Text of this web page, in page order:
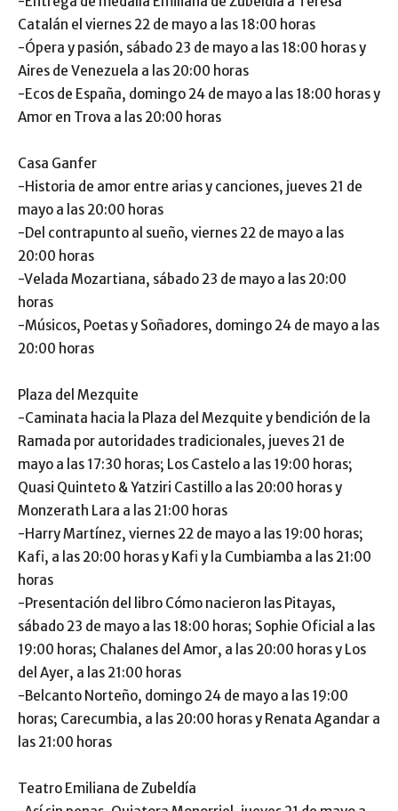
Catalán el viernes 22 de mayo a las 18:00 horas
-Ópera y pasión, sábado 23 de mayo a las 18:00 horas y
Aires de Venezuela a las 20:00 horas
-Ecos de España, domingo 24 de mayo a las 18:00 horas y
Amor en Trova a las 20:00 horas
Casa Ganfer
-Historia de amor entre arias y canciones, jueves 21 de
mayo a las 20:00 horas
-Del contrapunto al sueño, viernes 22 de mayo a las
20:00 horas
-Velada Mozartiana, sábado 23 de mayo a las 20:00
horas
-Músicos, Poetas y Soñadores, domingo 24 de mayo a las
20:00 horas
Plaza del Mezquite
-Caminata hacia la Plaza del Mezquite y bendición de la
Ramada por autoridades tradicionales, jueves 21 de
mayo a las 17:30 horas; Los Castelo a las 19:00 horas;
Quasi Quinteto & Yatziri Castillo a las 20:00 horas y
Monzerath Lara a las 21:00 horas
-Harry Martínez, viernes 22 de mayo a las 19:00 horas;
Kafi, a las 20:00 horas y Kafi y la Cumbiamba a las 21:00
horas
-Presentación del libro Cómo nacieron las Pitayas,
sábado 23 de mayo a las 18:00 horas; Sophie Oficial a las
19:00 horas; Chalanes del Amor, a las 20:00 horas y Los
del Ayer, a las 21:00 horas
-Belcanto Norteño, domingo 24 de mayo a las 19:00
horas; Carecumbia, a las 20:00 horas y Renata Agandar a
las 21:00 horas
Teatro Emiliana de Zubeldía